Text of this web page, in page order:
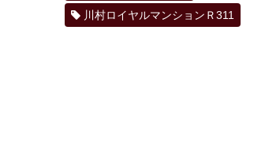
川村ロイヤルマンションＲ311